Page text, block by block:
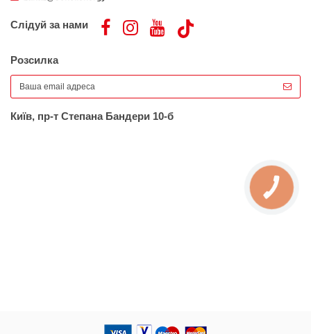
Слідуй за нами
Розсилка
Київ, пр-т Степана Бандери 10-б
КНОПКА
ЗВ'ЯЗКУ